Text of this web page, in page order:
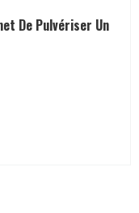
De Pulvériser Un